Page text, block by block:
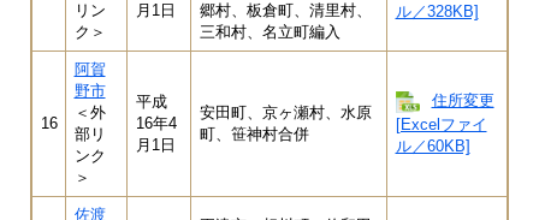
リン
ク＞
月1日
郷村、板倉町、清里村、
三和村、名立町編入
ル／328KB]
16
阿賀
野市
＜外
部リ
ンク
＞
平成
16年4
月1日
安田町、京ヶ瀬村、水原
町、笹神村合併
住所変更
[Excelファイ
ル／60KB]
佐渡